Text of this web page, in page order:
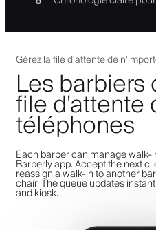
Gérez la file d'attente de
Les
file d'attente
téléphones
Each barber can manage
Barberly app. Accept the next
reassign a walk-in to another
chair. The queue updates
and kiosk.